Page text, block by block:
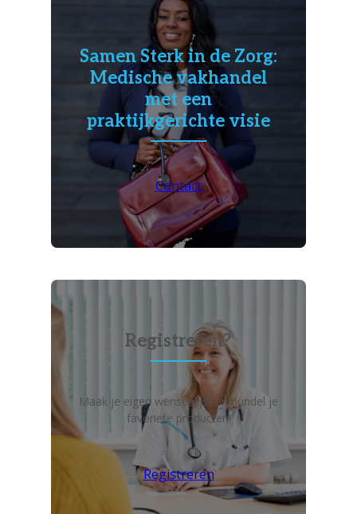
Samen Sterk in de Zorg:
Medische vakhandel
met een
praktijkgerichte visie
Contact
Registreren?
Maak je eigen wensenlijst en bundel je
favoriete producten!
Registreren